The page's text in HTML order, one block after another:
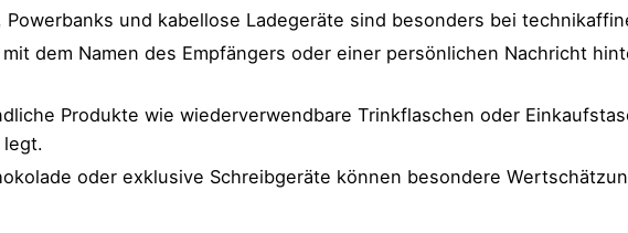
Powerbanks und kabellose Ladegeräte sind besonders bei
dem Namen des Empfängers oder einer persönlichen Nachricht
Produkte wie wiederverwendbare Trinkflaschen oder
legt.
oder exklusive Schreibgeräte können besondere